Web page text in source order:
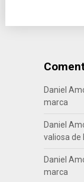
Daniel
marca
Daniel
valiosa de
Daniel
marca